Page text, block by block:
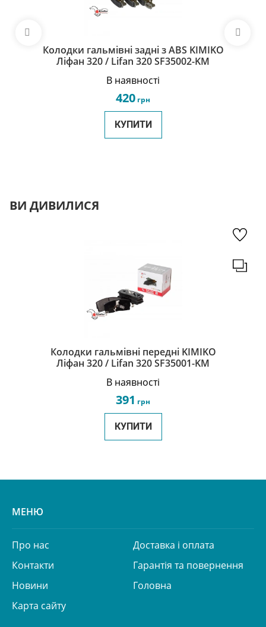
Колодки гальмівні задні з ABS KIMIKO
Ліфан 320 / Lifan 320 SF35002-KM
В наявності
420 грн
КУПИТИ
ВИ ДИВИЛИСЯ
Колодки гальмівні передні KIMIKO
Ліфан 320 / Lifan 320 SF35001-KM
В наявності
391 грн
КУПИТИ
МЕНЮ
Про нас
Доставка і оплата
Контакти
Гарантія та повернення
Новини
Головна
Карта сайту